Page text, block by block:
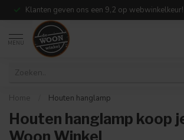
Klanten geven ons een 9,2 op webwinkelkeur!
MENU
Home Houten hanglamp
Houten hanglamp koop
Woon Winkel